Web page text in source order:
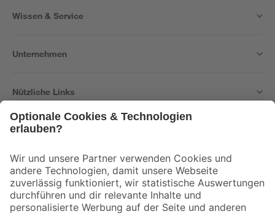
Wissen & Service
Unternehmen
Nützliche Links
Der toom Newsletter: Keine Angebote und Aktionen mehr verpassen!
Zur Newsletter Anmeldung